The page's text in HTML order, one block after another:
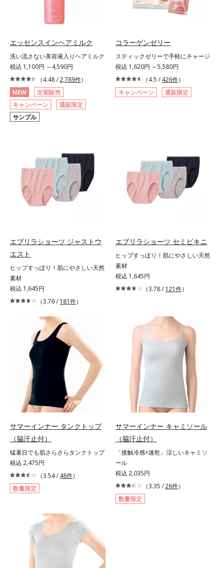
エッセンスインヘアミルク
洗い流さない美容液入りヘアミルク
税込 1,100円 ～4,590円
（4.48 /2,789件）
NEW
定期販売
キャンペーン
通販限定
サンプル
コラーゲンゼリー
スティックゼリーで手軽にチャージ
税込 1,620円 ～5,580円
（4.5 / 426件）
キャンペーン
通販限定
エブリラショーツ ジャストウ
エスト
ヒップすっぽり！肌にやさしい天然
素材
税込 1,645円
（3.76 / 181件）
エブリラショーツ セミビキニ
ヒップすっぽり！肌にやさしい天然
素材
税込 1,645円
（3.78 / 121件）
サマーインナー タンクトップ
（脇汗止付）
猛暑日でも肌さらさらタンクトップ
税込 2,475円
（3.54 / 48件）
数量限定
サマーインナー キャミソール
（脇汗止付）
「接触冷感×速乾」涼しいキャミソ
ール
税込 2,035円
（3.35 /26件）
数量限定